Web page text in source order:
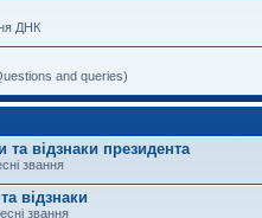
ДНК
and queries)
та відзнаки президента
звання
відзнаки
звання